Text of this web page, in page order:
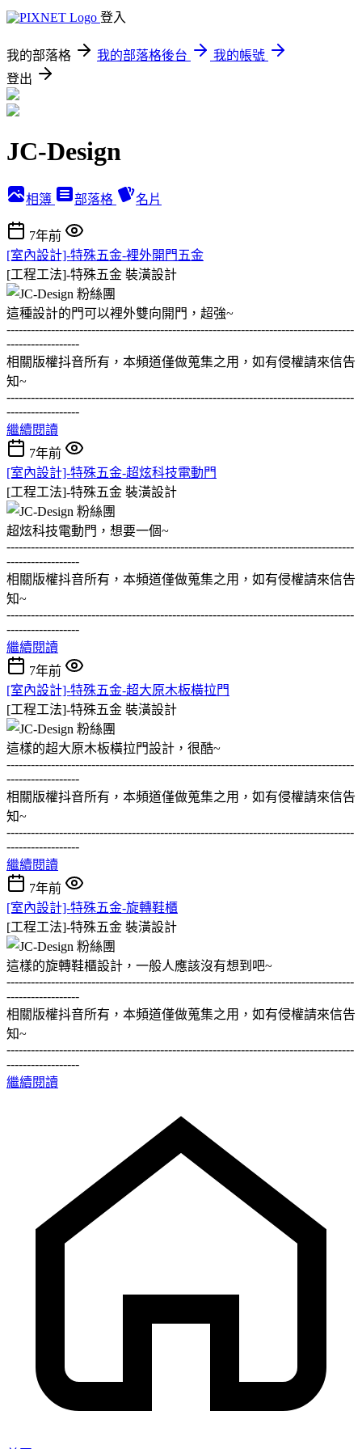
登入
我的部落格 我的部落格後台
我的帳號
登出
JC-Design
相簿 部落格 名片
7年前
[室內設計]-特殊五金-裡外開門五金
[工程工法]-特殊五金 裝潢設計
這種設計的門可以裡外雙向開門，超強~
--------------------------------------------------------------------------------------
------------------
相關版權抖音所有，本頻道僅做蒐集之用，如有侵權請來信告
知~
--------------------------------------------------------------------------------------
------------------
繼續閱讀
7年前
[室內設計]-特殊五金-超炫科技電動門
[工程工法]-特殊五金 裝潢設計
超炫科技電動門，想要一個~
--------------------------------------------------------------------------------------
------------------
相關版權抖音所有，本頻道僅做蒐集之用，如有侵權請來信告
知~
--------------------------------------------------------------------------------------
------------------
繼續閱讀
7年前
[室內設計]-特殊五金-超大原木板橫拉門
[工程工法]-特殊五金 裝潢設計
這樣的超大原木板橫拉門設計，很酷~
--------------------------------------------------------------------------------------
------------------
相關版權抖音所有，本頻道僅做蒐集之用，如有侵權請來信告
知~
--------------------------------------------------------------------------------------
------------------
繼續閱讀
7年前
[室內設計]-特殊五金-旋轉鞋櫃
[工程工法]-特殊五金 裝潢設計
這樣的旋轉鞋櫃設計，一般人應該沒有想到吧~
--------------------------------------------------------------------------------------
------------------
相關版權抖音所有，本頻道僅做蒐集之用，如有侵權請來信告
知~
--------------------------------------------------------------------------------------
------------------
繼續閱讀